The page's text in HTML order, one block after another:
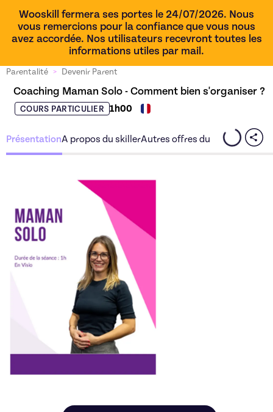
Wooskill fermera ses portes le 24/07/2026. Nous
vous remercions pour la confiance que vous nous
avez accordée. Nos utilisateurs recevront toutes les
informations utiles par mail.
Parentalité > Devenir Parent
Coaching Maman Solo - Comment bien s'organiser ?
COURS PARTICULIER 1h00
PrésentationA propos du skillerAutres offres du skiller